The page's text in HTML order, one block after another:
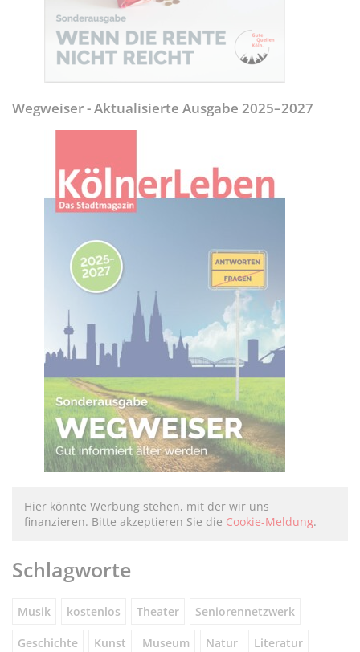
Wegweiser - Aktualisierte Ausgabe 2025–2027
Hier könnte Werbung stehen, mit der wir uns
finanzieren. Bitte akzeptieren Sie die Cookie-Meldung.
Schlagworte
Musik kostenlos Theater Seniorennetzwerk
Geschichte Kunst Museum Natur Literatur